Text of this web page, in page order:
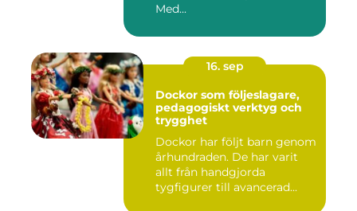
Med...
16. sep
Dockor som följeslagare,
pedagogiskt verktyg och
trygghet
Dockor har följt barn genom
århundraden. De har varit
allt från handgjorda
tygfigurer till avancerad...